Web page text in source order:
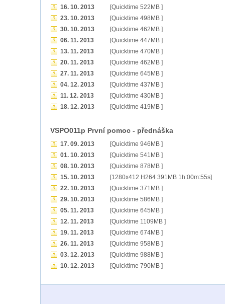
16. 10. 2013
[Quicktime 522MB ]
23. 10. 2013
[Quicktime 498MB ]
30. 10. 2013
[Quicktime 462MB ]
06. 11. 2013
[Quicktime 447MB ]
13. 11. 2013
[Quicktime 470MB ]
20. 11. 2013
[Quicktime 462MB ]
27. 11. 2013
[Quicktime 645MB ]
04. 12. 2013
[Quicktime 437MB ]
11. 12. 2013
[Quicktime 430MB ]
18. 12. 2013
[Quicktime 419MB ]
VSPO011p První pomoc - přednáška
17. 09. 2013
[Quicktime 946MB ]
01. 10. 2013
[Quicktime 541MB ]
08. 10. 2013
[Quicktime 878MB ]
15. 10. 2013
[1280x412 H264 391MB 1h:00m:55s]
22. 10. 2013
[Quicktime 371MB ]
29. 10. 2013
[Quicktime 586MB ]
05. 11. 2013
[Quicktime 645MB ]
12. 11. 2013
[Quicktime 1109MB ]
19. 11. 2013
[Quicktime 674MB ]
26. 11. 2013
[Quicktime 958MB ]
03. 12. 2013
[Quicktime 988MB ]
10. 12. 2013
[Quicktime 790MB ]